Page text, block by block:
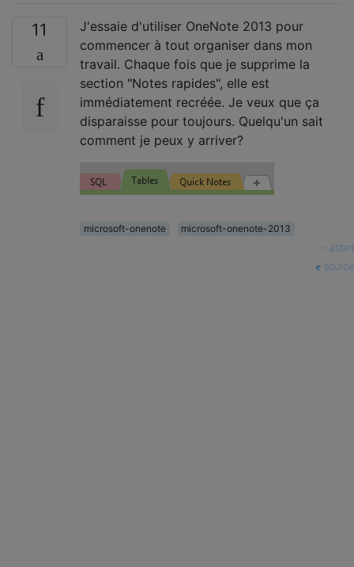
11
J'essaie d'utiliser OneNote 2013 pour
commencer à tout organiser dans mon
travail. Chaque fois que je supprime la
section "Notes rapides", elle est
immédiatement recréée. Je veux que ça
disparaisse pour toujours. Quelqu'un sait
comment je peux y arriver?
microsoft-onenote
microsoft-onenote-2013
asteri
source